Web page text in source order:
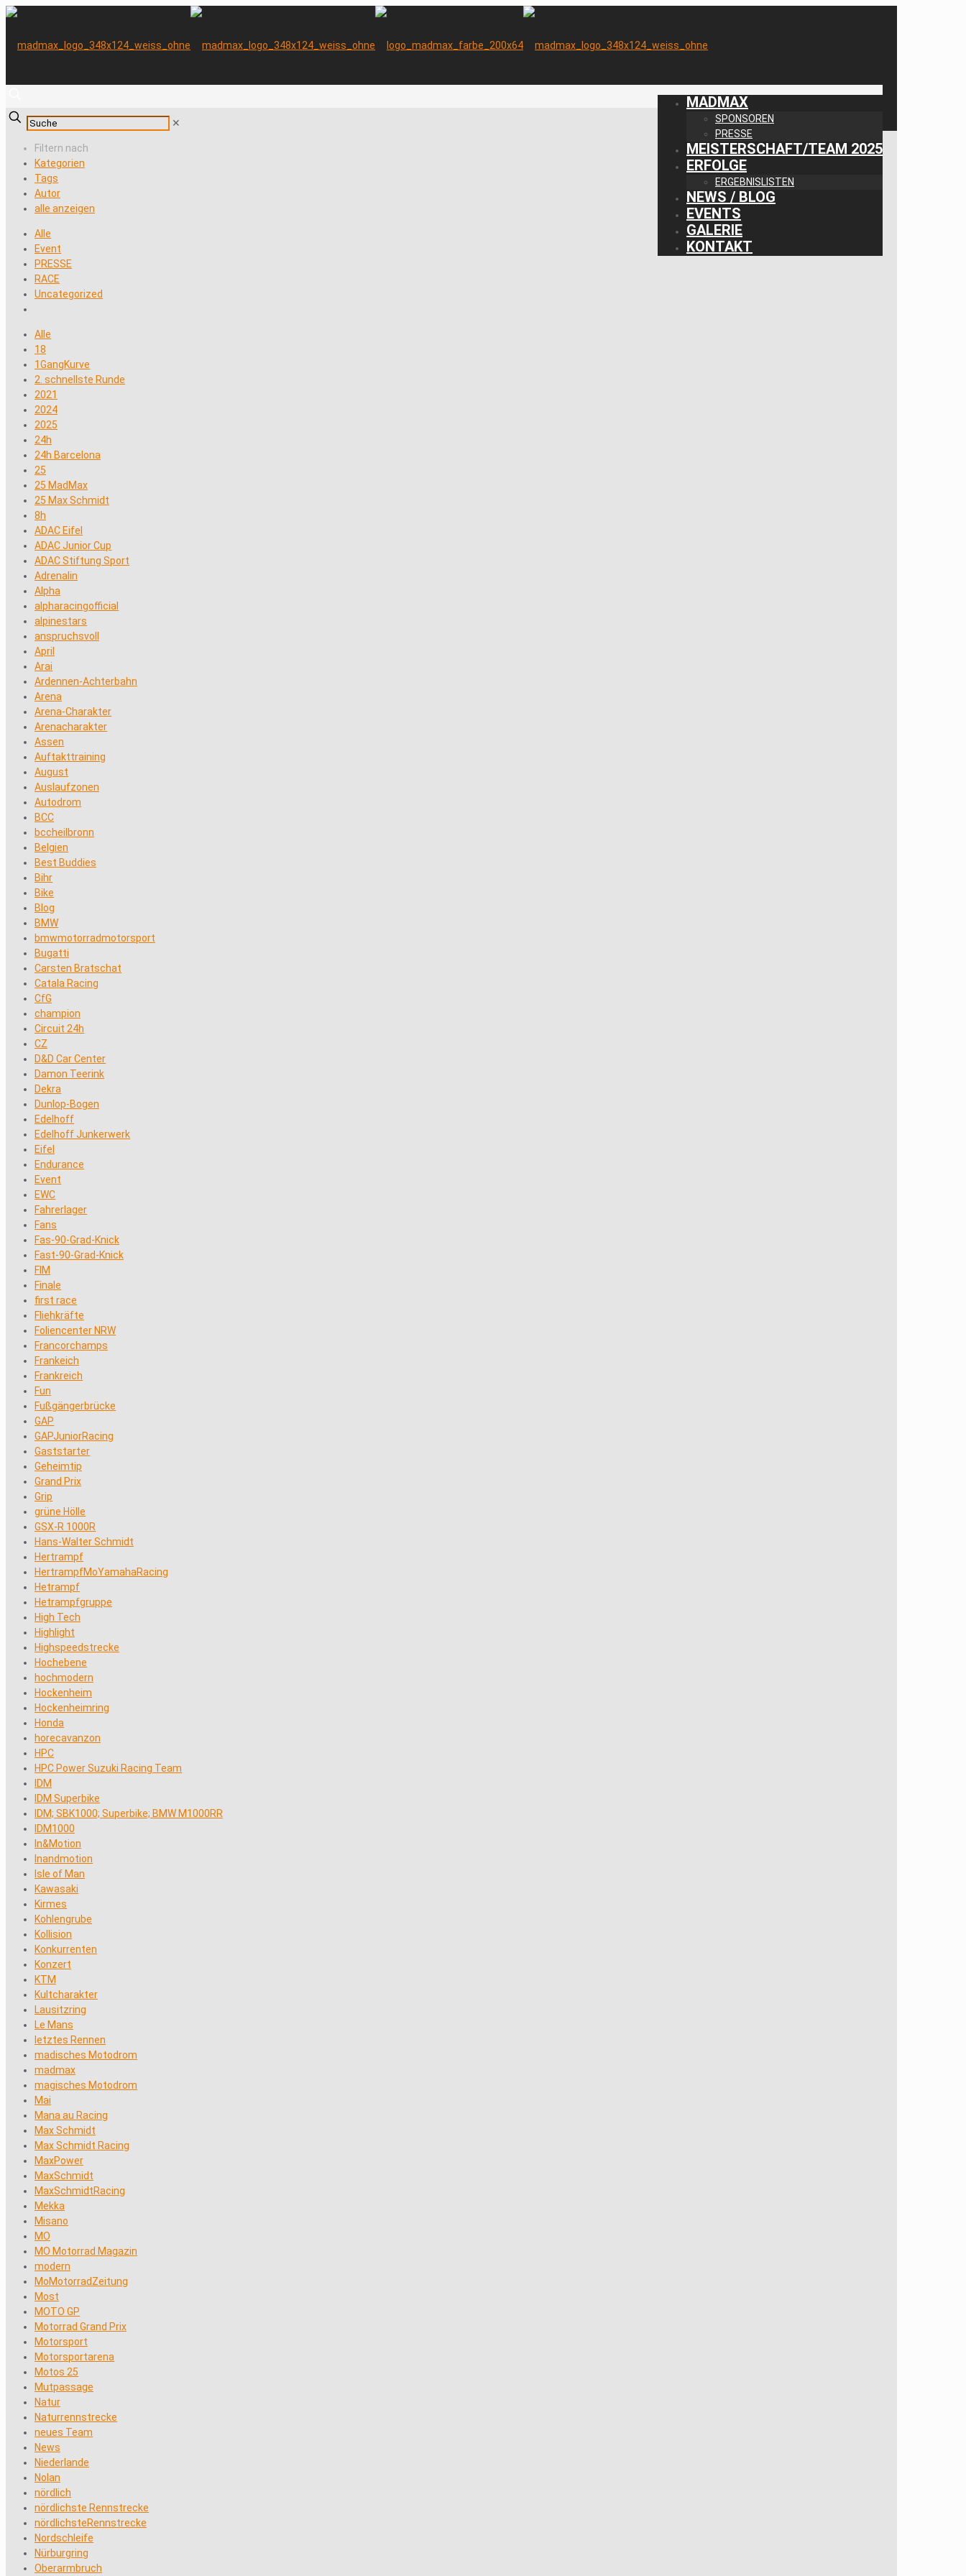
MADMAX
SPONSOREN
PRESSE
MEISTERSCHAFT/TEAM 2025
ERFOLGE
ERGEBNISLISTEN
NEWS / BLOG
EVENTS
GALERIE
KONTAKT
✕
Filtern nach
Kategorien
Tags
Autor
alle anzeigen
Alle
Event
PRESSE
RACE
Uncategorized
Alle
18
1GangKurve
2. schnellste Runde
2021
2024
2025
24h
24h Barcelona
25
25 MadMax
25 Max Schmidt
8h
ADAC Eifel
ADAC Junior Cup
ADAC Stiftung Sport
Adrenalin
Alpha
alpharacingofficial
alpinestars
anspruchsvoll
April
Arai
Ardennen-Achterbahn
Arena
Arena-Charakter
Arenacharakter
Assen
Auftakttraining
August
Auslaufzonen
Autodrom
BCC
bccheilbronn
Belgien
Best Buddies
Bihr
Bike
Blog
BMW
bmwmotorradmotorsport
Bugatti
Carsten Bratschat
Catala Racing
CfG
champion
Circuit 24h
CZ
D&D Car Center
Damon Teerink
Dekra
Dunlop-Bogen
Edelhoff
Edelhoff Junkerwerk
Eifel
Endurance
Event
EWC
Fahrerlager
Fans
Fas-90-Grad-Knick
Fast-90-Grad-Knick
FIM
Finale
first race
Fliehkräfte
Foliencenter NRW
Francorchamps
Frankeich
Frankreich
Fun
Fußgängerbrücke
GAP
GAPJuniorRacing
Gaststarter
Geheimtip
Grand Prix
Grip
grüne Hölle
GSX-R 1000R
Hans-Walter Schmidt
Hertrampf
HertrampfMoYamahaRacing
Hetrampf
Hetrampfgruppe
High Tech
Highlight
Highspeedstrecke
Hochebene
hochmodern
Hockenheim
Hockenheimring
Honda
horecavanzon
HPC
HPC Power Suzuki Racing Team
IDM
IDM Superbike
IDM; SBK1000; Superbike; BMW M1000RR
IDM1000
In&Motion
Inandmotion
Isle of Man
Kawasaki
Kirmes
Kohlengrube
Kollision
Konkurrenten
Konzert
KTM
Kultcharakter
Lausitzring
Le Mans
letztes Rennen
madisches Motodrom
madmax
magisches Motodrom
Mai
Mana au Racing
Max Schmidt
Max Schmidt Racing
MaxPower
MaxSchmidt
MaxSchmidtRacing
Mekka
Misano
MO
MO Motorrad Magazin
modern
MoMotorradZeitung
Most
MOTO GP
Motorrad Grand Prix
Motorsport
Motorsportarena
Motos 25
Mutpassage
Natur
Naturrennstrecke
neues Team
News
Niederlande
Nolan
nördlich
nördlichste Rennstrecke
nördlichsteRennstrecke
Nordschleife
Nürburgring
Oberarmbruch